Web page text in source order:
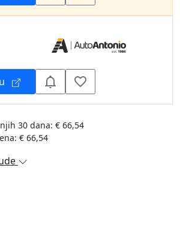
30 dana: € 66,54
€ 66,54